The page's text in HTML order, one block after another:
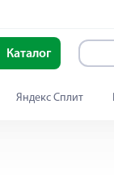
Каталог
Яндекс Сплит